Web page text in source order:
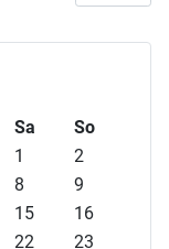
Sa
So
1
2
8
9
15
16
22 23